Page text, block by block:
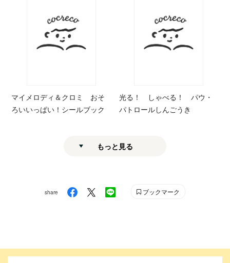
マイメロディ＆クロミ おそ
ろいいっぱい！シールブック
光る！ しゃべる！ パウ・
パトロールしんごうき
もっと見る
share ブックマーク